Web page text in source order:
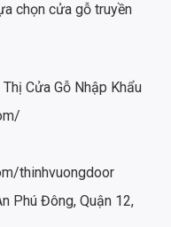
chọn cửa gỗ truyền
Cửa Gỗ Nhập Khẩu
thinhvuongdoor
Phú Đông, Quận 12,